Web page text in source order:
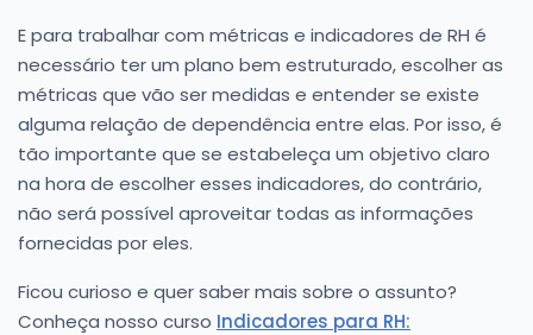
E para trabalhar com métricas e indicadores de RH é
necessário ter um plano bem estruturado, escolher as
métricas que vão ser medidas e entender se existe
alguma relação de dependência entre elas. Por isso, é
tão importante que se estabeleça um objetivo claro
na hora de escolher esses indicadores, do contrário,
não será possível aproveitar todas as informações
fornecidas por eles.
Ficou curioso e quer saber mais sobre o assunto?
Conheça nosso curso Indicadores para RH: